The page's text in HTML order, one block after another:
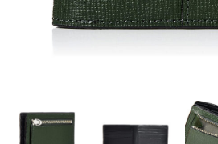
バッグ
ボディ